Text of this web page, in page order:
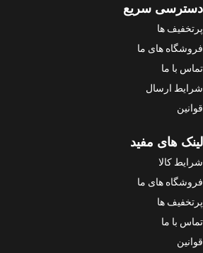
دسترسی سریع
پرتخفیف ها
فروشگاه های ما
تماس با ما
شرایط ارسال
قوانین
لینک های مفید
شرایط کالا
فروشگاه های ما
پرتخفیف ها
تماس با ما
قوانین